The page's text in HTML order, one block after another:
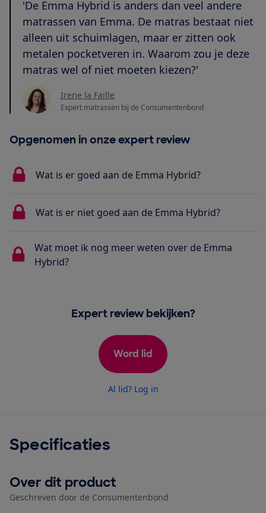
'De Emma Hybrid is anders dan veel andere
matrassen van Emma. De matras bestaat niet
alleen uit schuimlagen, maar er zitten ook
metalen pocketveren in. Waarom zou je deze
matras wel of niet moeten kiezen?'
Irene la Faille
Expert matrassen bij de Consumentenbond
Opgenomen in onze expert review
Wat is er goed aan de Emma Hybrid?
Wat is er niet goed aan de Emma Hybrid?
Wat moet ik nog meer weten over de Emma
Hybrid?
Expert review bekijken?
Word lid
Al lid? Log in
Specificaties
Over dit product
Geschreven door de Consumentenbond